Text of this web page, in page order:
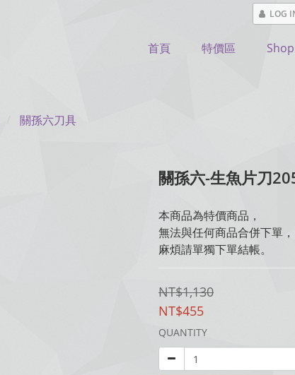
LOG
首頁 特價區
關孫六刀具
關孫六-生魚片刀
本商品為特價商品，
無法與任何商品合併下單，
麻煩請單獨下單結帳。
NT$1,130
NT$455
QUANTITY